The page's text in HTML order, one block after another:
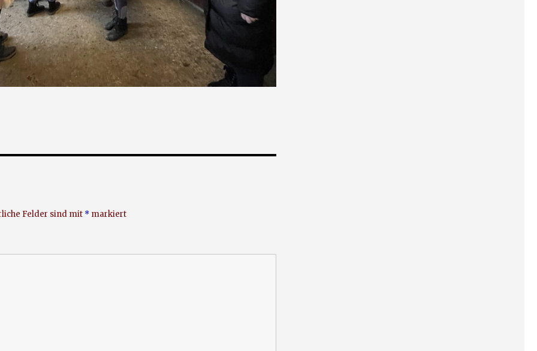
Felder sind mit * markiert